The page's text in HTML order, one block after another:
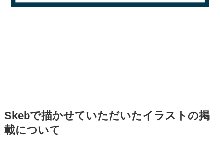
Skebで描かせていただいたイラストの掲
載について